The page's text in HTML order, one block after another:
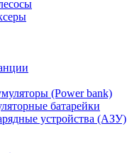
(Power bank)
батарейки
устройства (АЗУ)